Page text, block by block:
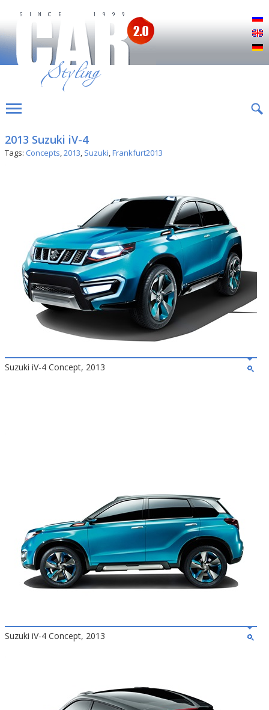
2013 Suzuki iV-4
Tags: Concepts,2013, Suzuki,Frankfurt2013
Suzuki iV-4 Concept, 2013
Suzuki iV-4 Concept, 2013